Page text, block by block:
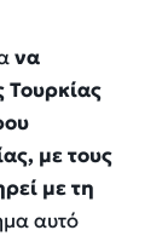
να
Τουρκίας
με τους
με τη
αυτό